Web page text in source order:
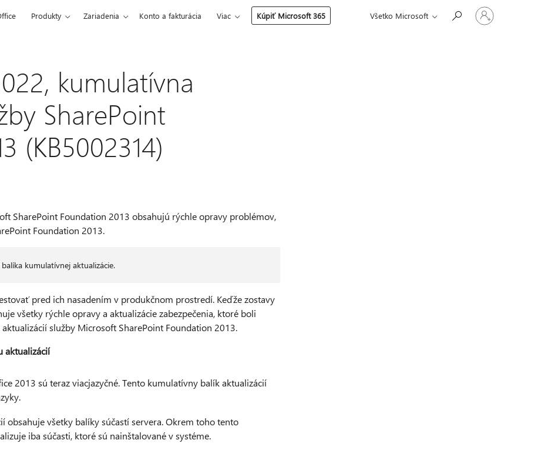
Produkty Zariadenia Konto a fakturácia Viac Kúpiť Microsoft 365 Všetko Microsoft
Prihláste
sa
kumulatívna
SharePoint
(KB5002314)
SharePoint Foundation 2013 obsahujú rýchle opravy problémov,
Foundation 2013.
kumulatívnej aktualizácie.
pred ich nasadením v produkčnom prostredí. Keďže zostavy
všetky rýchle opravy a aktualizácie zabezpečenia, ktoré boli
služby Microsoft SharePoint Foundation 2013.
aktualizácií
2013 sú teraz viacjazyčné. Tento kumulatívny balík aktualizácií
obsahuje všetky balíky súčastí servera. Okrem toho tento
iba súčasti, ktoré sú nainštalované v systéme.